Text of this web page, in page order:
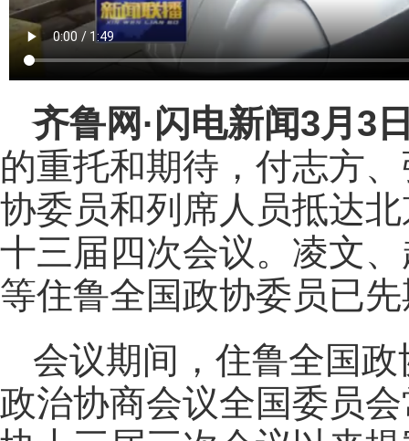
齐鲁网 ·闪电新闻3月3
的重托和期待，付志方
协委员和列席人员抵达
十三届四次会议。凌文
等住鲁全国政协委员已
会议期间，住鲁全国
政治协商会议全国委员